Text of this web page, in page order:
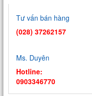
Tư vấn bán hàng
(028) 37262157
Ms. Duyên
Hotline:
0903346770